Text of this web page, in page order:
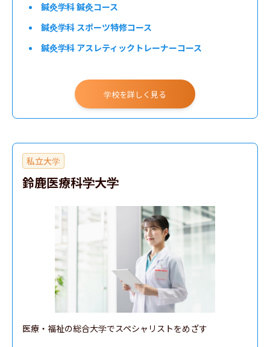
鍼灸学科 鍼灸コース
鍼灸学科 スポーツ特修コース
鍼灸学科 アスレティックトレーナーコース
学校を詳しく見る
私立大学
鈴鹿医療科学大学
医療・福祉の総合大学でスペシャリストをめざす